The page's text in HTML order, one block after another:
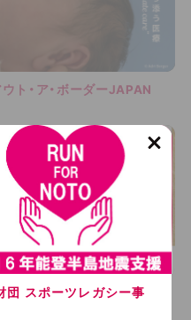
ト・ア・ボーダーJAPAN
団 スポーツレガシー事
C